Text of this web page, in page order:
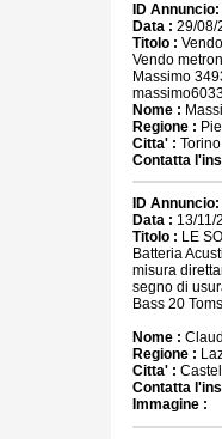
ID Annuncio:
Data : 29/08/
Titolo :
Vendo
Massimo
Nome :
Regione :
Citta' :
Contatta
ID Annuncio:
Data : 13/11/
Titolo : LE
Batteria
misura
segno di
Bass 20
Nome :
Regione :
Citta' :
Contatta
Immagine :